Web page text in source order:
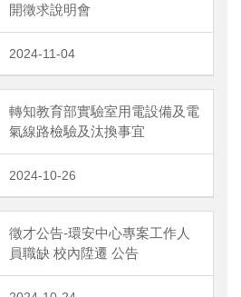
開徵求說明會
2024-11-04
轉知教育部實驗室用電設備及電
氣線路檢驗及汰換事宜
2024-10-26
徵才公告-環安中心專案工作人
員職缺 校內陞遷 公告